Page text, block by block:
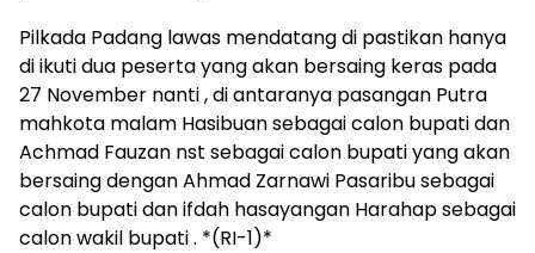
Pilkada Padang lawas mendatang di pastikan hanya
di ikuti dua peserta yang akan bersaing keras pada
27 November nanti , di antaranya pasangan Putra
mahkota malam Hasibuan sebagai calon bupati dan
Achmad Fauzan nst sebagai calon bupati yang akan
bersaing dengan Ahmad Zarnawi Pasaribu sebagai
calon bupati dan ifdah hasayangan Harahap sebagai
calon wakil bupati . *(RI-1)*